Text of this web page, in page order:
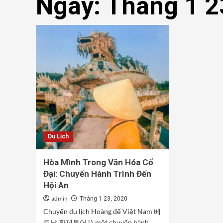
Ngày: Tháng 1
Du Lịch
Hòa Mình Trong Văn Hóa Cổ
Đại: Chuyến Hành Trình Đến
Hội An
admin Tháng 1 23, 2020
Chuyến du lịch Hoàng đế Việt Nam 베